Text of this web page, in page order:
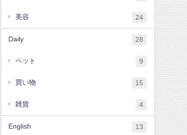
美容 24
Daily 28
ペット 9
買い物 15
雑貨 4
English 13